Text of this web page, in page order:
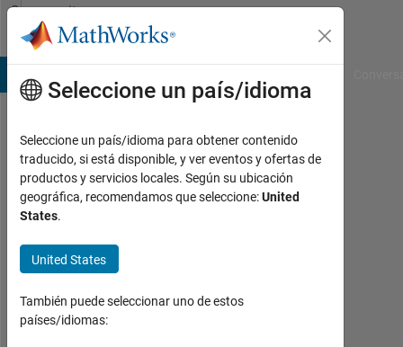
Saltar al contenido
Community
Profile
Sim
Con
actividad
desde
2019
0
Seleccione un país/idioma
Seleccione un país/idioma para obtener contenido
traducido, si está disponible, y ver eventos y ofertas de
productos y servicios locales. Según su ubicación
geográfica, recomendamos que seleccione:United
States.
United States
También puede seleccionar uno de estos
países/idiomas: